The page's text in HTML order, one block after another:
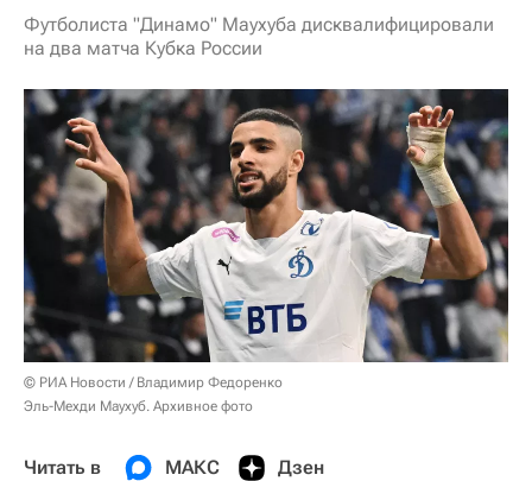
Футболиста "Динамо" Маухуба дисквалифицировали
на два матча Кубка России
© РИА Новости / Владимир Федоренко
Эль-Мехди Маухуб. Архивное фото
Читать в МАКС Дзен